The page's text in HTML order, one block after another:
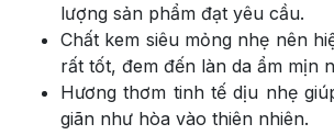
lượng sản phẩm đạt yêu cầu.
Chất kem siêu mỏng nhẹ nên
rất tốt, đem đến làn da ẩm mịn
Hương thơm tinh tế dịu nhẹ
giãn như hòa vào thiên nhiên.